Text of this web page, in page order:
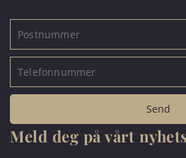
Meld deg på vårt